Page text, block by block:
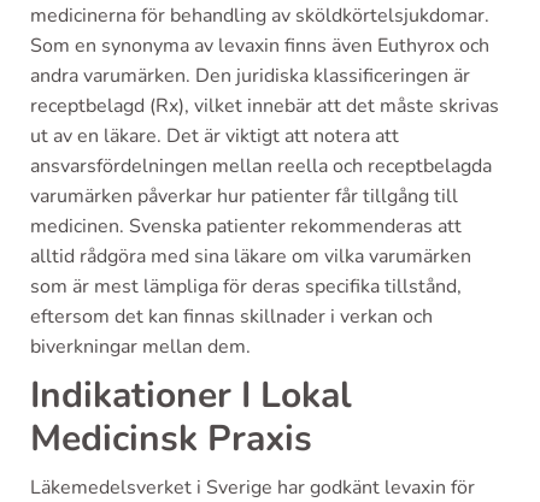
medicinerna för behandling av sköldkörtelsjukdomar.
Som en synonyma av levaxin finns även Euthyrox och
andra varumärken. Den juridiska klassificeringen är
receptbelagd (Rx), vilket innebär att det måste skrivas
ut av en läkare. Det är viktigt att notera att
ansvarsfördelningen mellan reella och receptbelagda
varumärken påverkar hur patienter får tillgång till
medicinen. Svenska patienter rekommenderas att
alltid rådgöra med sina läkare om vilka varumärken
som är mest lämpliga för deras specifika tillstånd,
eftersom det kan finnas skillnader i verkan och
biverkningar mellan dem.
Indikationer I Lokal
Medicinsk Praxis
Läkemedelsverket i Sverige har godkänt levaxin för